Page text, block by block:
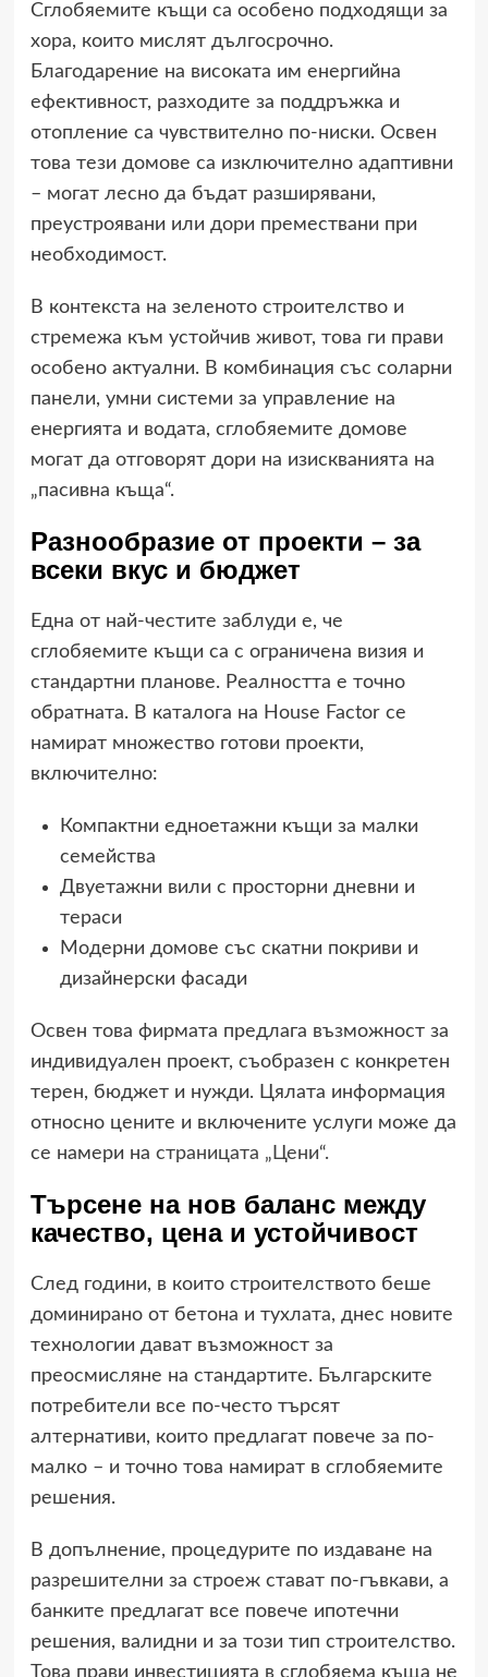
Сглобяемите къщи са особено подходящи за
хора, които мислят дългосрочно.
Благодарение на високата им енергийна
ефективност, разходите за поддръжка и
отопление са чувствително по-ниски. Освен
това тези домове са изключително адаптивни
– могат лесно да бъдат разширявани,
преустроявани или дори премествани при
необходимост.
В контекста на зеленото строителство и
стремежа към устойчив живот, това ги прави
особено актуални. В комбинация със соларни
панели, умни системи за управление на
енергията и водата, сглобяемите домове
могат да отговорят дори на изискванията на
„пасивна къща“.
Разнообразие от проекти – за
всеки вкус и бюджет
Една от най-честите заблуди е, че
сглобяемите къщи са с ограничена визия и
стандартни планове. Реалността е точно
обратната. В каталога на House Factor се
намират множество готови проекти,
включително:
Компактни едноетажни къщи за малки
семейства
Двуетажни вили с просторни дневни и
тераси
Модерни домове със скатни покриви и
дизайнерски фасади
Освен това фирмата предлага възможност за
индивидуален проект, съобразен с конкретен
терен, бюджет и нужди. Цялата информация
относно цените и включените услуги може да
се намери на страницата „Цени“.
Търсене на нов баланс между
качество, цена и устойчивост
След години, в които строителството беше
доминирано от бетона и тухлата, днес новите
технологии дават възможност за
преосмисляне на стандартите. Българските
потребители все по-често търсят
алтернативи, които предлагат повече за по-
малко – и точно това намират в сглобяемите
решения.
В допълнение, процедурите по издаване на
разрешителни за строеж стават по-гъвкави, а
банките предлагат все повече ипотечни
решения, валидни и за този тип строителство.
Това прави инвестицията в сглобяема къща не